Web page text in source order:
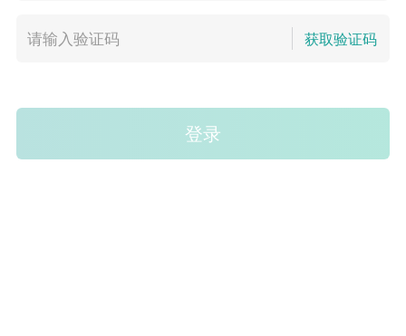
获取验证码
登录